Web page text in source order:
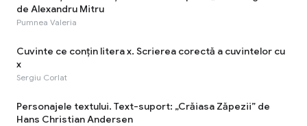
de Alexandru Mitru
Pumnea Valeria
Cuvinte ce conțin litera x. Scrierea corectă a cuvintelor cu
x
Sergiu Corlat
Personajele textului. Text-suport: „Crăiasa Zăpezii” de
Hans Christian Andersen